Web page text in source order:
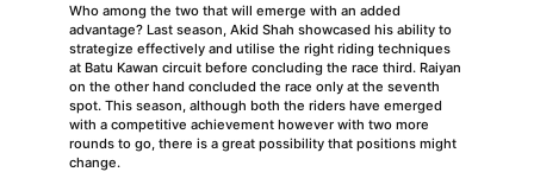
Who among the two that will emerge with an added
advantage? Last season, Akid Shah showcased his ability to
strategize effectively and utilise the right riding techniques
at Batu Kawan circuit before concluding the race third. Raiyan
on the other hand concluded the race only at the seventh
spot. This season, although both the riders have emerged
with a competitive achievement however with two more
rounds to go, there is a great possibility that positions might
change.